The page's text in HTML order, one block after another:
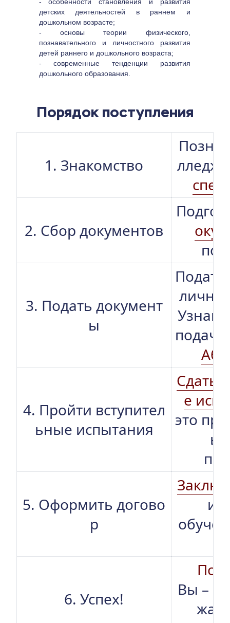
детских деятельностей в раннем и
дошкольном возрасте;
- основы теории физического,
познавательного и личностного развития
детей раннего и дошкольного возраста;
- современные тенденции развития
дошкольного образования.
Порядок поступления
1. Знакомство
2. Сбор документов
3. Подать документ
ы
лично
4. Пройти вступител
ьные испытания
Сдать
е
это
5. Оформить догово
р
и
6. Успех!
Вы –
жа